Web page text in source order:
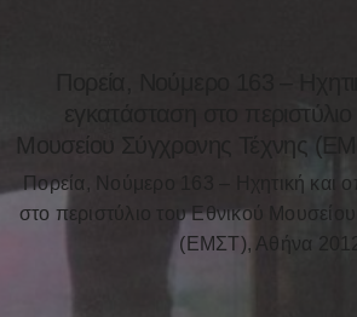
εγκατάσταση στο περιστύλιο
Μουσείου Σύγχρονης Τέχνης
Πορεία, Νούμερο 163 – Ηχητική και
στο περιστύλιο του Εθνικού
(ΕΜΣΤ), Αθήνα 2012